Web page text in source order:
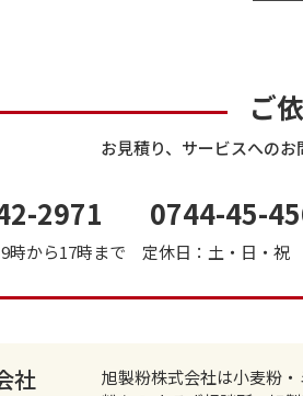
ご
お見積り、サービスへのお
2971 0744-45-
時から17時まで 定休日：土・日・祝
社
旭製粉株式会社は小麦粉